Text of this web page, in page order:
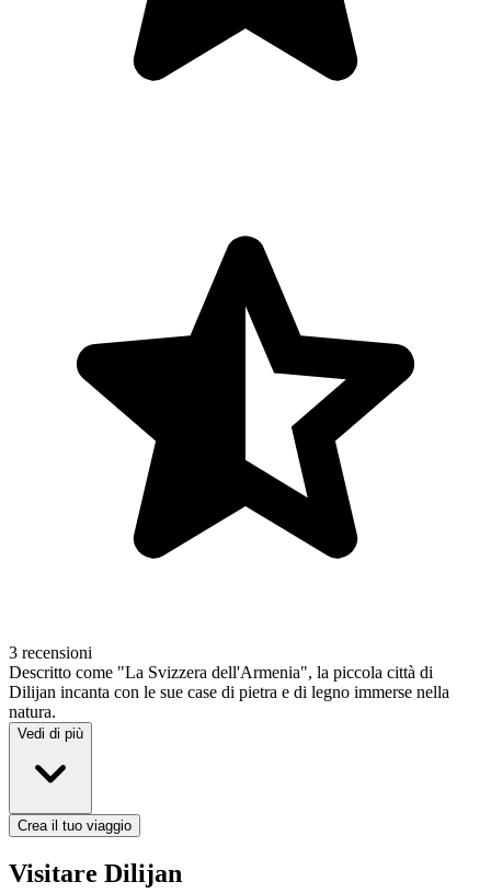
3 recensioni
Descritto come "La Svizzera dell'Armenia", la piccola città di
Dilijan incanta con le sue case di pietra e di legno immerse nella
natura.
Vedi di più
Crea il tuo viaggio
Visitare Dilijan